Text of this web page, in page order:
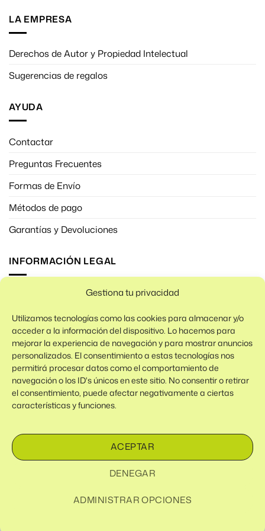
Gestiona tu privacidad
Utilizamos tecnologías como las cookies para almacenar y/o
acceder a la información del dispositivo. Lo hacemos para
mejorar la experiencia de navegación y para mostrar anuncios
personalizados. El consentimiento a estas tecnologías nos
permitirá procesar datos como el comportamiento de
navegación o los ID's únicos en este sitio. No consentir o retirar
el consentimiento, puede afectar negativamente a ciertas
características y funciones.
ACEPTAR
DENEGAR
ADMINISTRAR OPCIONES
LA EMPRESA
Derechos de Autor y Propiedad Intelectual
Sugerencias de regalos
AYUDA
Contactar
Preguntas Frecuentes
Formas de Envío
Métodos de pago
Garantías y Devoluciones
INFORMACIÓN LEGAL
Política de cookies
Política de Privacidad
Aviso Legal / Imprint
Condiciones de venta
Descargo de responsabilidad
Política de cookies (UE)
MasterCard
Apple
Todas las marcas comerciales son propiedad de sus respectivos